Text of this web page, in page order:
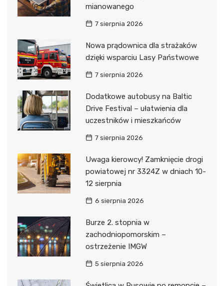
mianowanego
7 sierpnia 2026
Nowa prądownica dla strażaków
dzięki wsparciu Lasy Państwowe
7 sierpnia 2026
Dodatkowe autobusy na Baltic
Drive Festival – ułatwienia dla
uczestników i mieszkańców
7 sierpnia 2026
Uwaga kierowcy! Zamknięcie drogi
powiatowej nr 3324Z w dniach 10-
12 sierpnia
6 sierpnia 2026
Burze 2. stopnia w
zachodniopomorskim –
ostrzeżenie IMGW
5 sierpnia 2026